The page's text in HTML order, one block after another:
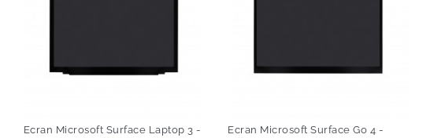
Ecran Microsoft Surface Laptop 3 -
Ecran Microsoft Surface Go 4 -